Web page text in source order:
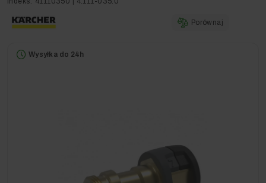
Porównaj
Wysyłka do 24h